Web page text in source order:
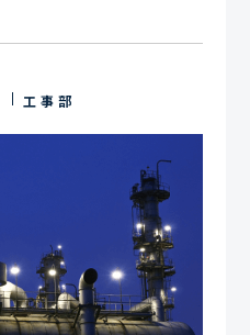
工事部